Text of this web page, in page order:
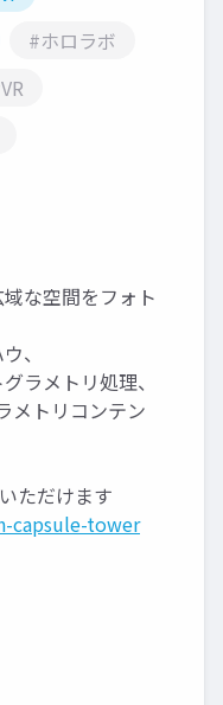
#ホロラボ
な空間をフォト
、
ラメトリ処理、
メトリコンテン
ただけます
capsule-tower